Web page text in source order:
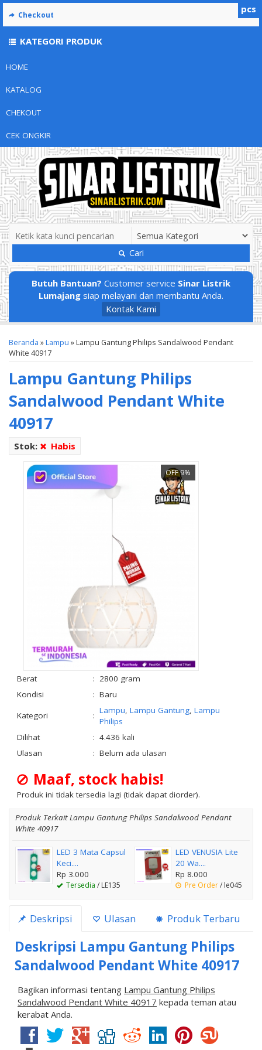
HOME
KATALOG
CHEKOUT
CEK ONGKIR
Cari
Butuh Bantuan? Customer service Sinar Listrik
Lumajang siap melayani dan membantu Anda.
Kontak Kami
Beranda »Lampu »Lampu Gantung Philips Sandalwood Pendant
White 40917
Lampu Gantung Philips
Sandalwood Pendant White
40917
Stok: Habis
OFF 9%
Berat : 2800 gram
Kondisi
: Baru
Kategori
: Lampu Lampu Gantung Lampu
Philips
Dilihat
: 4.436 kali
Ulasan
: Belum ada ulasan
Maaf, stock habis!
Produk ini tidak tersedia lagi (tidak dapat diorder).
Produk Terkait Lampu Gantung Philips Sandalwood Pendant
White 40917
LED 3 Mata Capsul
Keci....
Rp 3.000
Tersedia / LE135
LED VENUSIA Lite
20 Wa....
Rp 8.000
Pre Order/ le045
Deskripsi Ulasan Produk Terbaru
Deskripsi Lampu Gantung Philips
Sandalwood Pendant White 40917
Bagikan informasi tentang Lampu Gantung Philips
Sandalwood Pendant White 40917 kepada teman atau
kerabat Anda.
pcs
Checkout
KATEGORI PRODUK